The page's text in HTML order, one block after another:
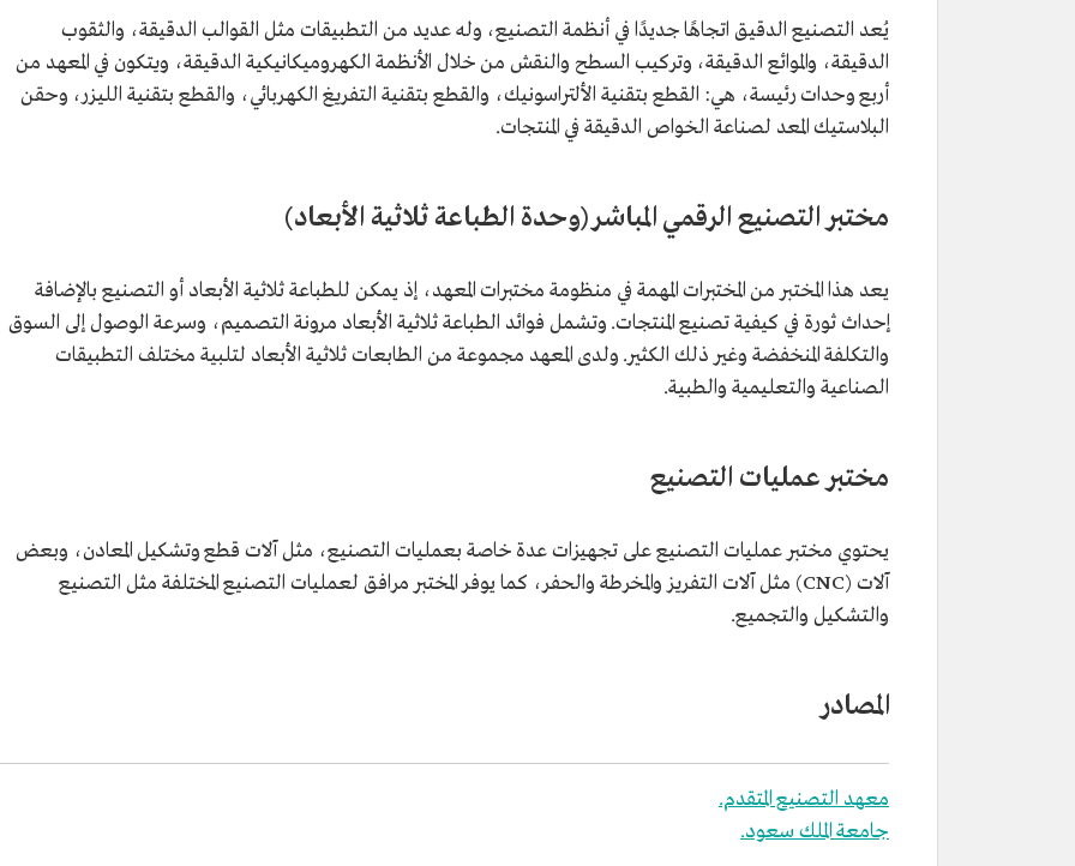
يُعد التصنيع الدقيق اتجاهًا جديدًا في أنظمة التصنيع، وله عديد من التطبيقات مثل القوالب الدقيقة، والثقوب
الدقيقة، والموائع الدقيقة، وتركيب السطح والنقش من خلال الأنظمة الكهروميكانيكية الدقيقة، ويتكون في المعهد من
أربع وحدات رئيسة، هي: القطع بتقنية الألتراسونيك، والقطع بتقنية التفريغ الكهربائي، والقطع بتقنية الليزر، وحقن
البلاستيك المعد لصناعة الخواص الدقيقة في المنتجات.
مختبر التصنيع الرقمي المباشر (وحدة الطباعة ثلاثية الأبعاد)
يعد هذا المختبر من المختبرات المهمة في منظومة مختبرات المعهد، إذ يمكن للطباعة ثلاثية الأبعاد أو التصنيع بالإضافة
إحداث ثورة في كيفية تصنيع المنتجات. وتشمل فوائد الطباعة ثلاثية الأبعاد مرونة التصميم، وسرعة الوصول إلى السوق
والتكلفة المنخفضة وغير ذلك الكثير. ولدى المعهد مجموعة من الطابعات ثلاثية الأبعاد لتلبية مختلف التطبيقات
الصناعية والتعليمية والطبية.
مختبر عمليات التصنيع
يحتوي مختبر عمليات التصنيع على تجهيزات عدة خاصة بعمليات التصنيع، مثل آلات قطع وتشكيل المعادن، وبعض
آلات (CNC) مثل آلات التفريز والمخرطة والحفر، كما يوفر المختبر مرافق لعمليات التصنيع المختلفة مثل التصنيع
والتشكيل والتجميع.
المصادر
معهد التصنيع المتقدم.
جامعة الملك سعود.